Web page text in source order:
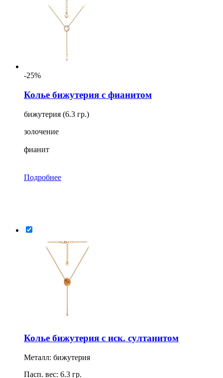
-25%
Колье бижутерия с фианитом
бижутерия (6.3 гр.)
золочение
фианит
Подробнее
Колье бижутерия с иск. султанитом
Металл: бижутерия
Пасп. вес: 6.3 гр.